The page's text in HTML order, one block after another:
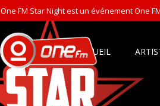
One FM Star Night est un événement One
ACCUEIL